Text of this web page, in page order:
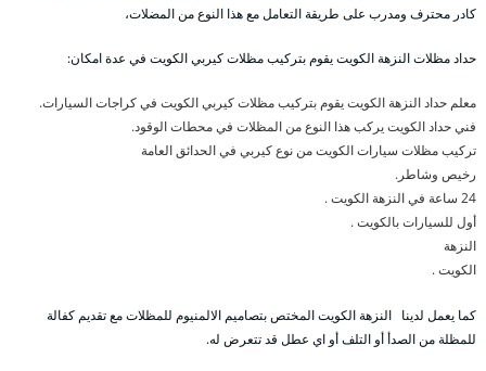
كادر محترف ومدرب على طريقة التعامل مع هذا النوع من المضلات،
حداد مظلات النزهة الكويت يقوم بتركيب مظلات كيربي الكويت في عدة امكان:
معلم حداد النزهة الكويت يقوم بتركيب مظلات كيربي الكويت في كراجات السيارات.
فني حداد الكويت يركب هذا النوع من المظلات في محطات الوقود.
تركيب مظلات سيارات الكويت من نوع كيربي في الحدائق العامة
رخيص وشاطر.
24 ساعة في النزهة الكويت .
أول للسيارات بالكويت .
النزهة
الكويت .
كما يعمل لدينا النزهة الكويت المختص بتصاميم الالمنيوم للمظلات مع تقديم كفالة
للمظلة من الصدأ أو التلف أو اي عطل قد تتعرض له.